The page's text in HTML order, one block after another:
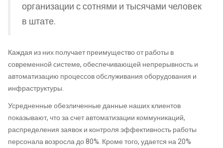
организации с сотнями и тысячами человек
в штате.
Каждая из них получает преимущество от работы в
современной системе, обеспечивающей непрерывность и
автоматизацию процессов обслуживания оборудования и
инфраструктуры.
Усредненные обезличенные данные наших клиентов
показывают, что за счет автоматизации коммуникаций,
распределения заявок и контроля эффективность работы
персонала возросла до 80%. Кроме того, удается на 20%